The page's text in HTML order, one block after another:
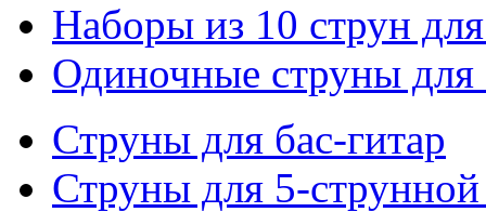
Наборы из 10 струн
Одиночные струны для
Струны для бас-гитар
Струны для 5-